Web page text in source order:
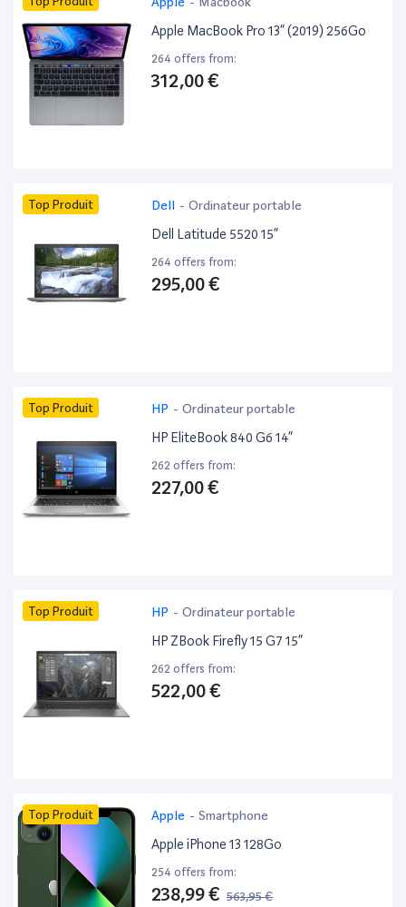
Apple MacBook Pro 13” (2019) 256Go
264 offers from:
312,00 €
Top Produit Dell - Ordinateur portable
Dell Latitude 5520 15”
264 offers from:
295,00 €
Top Produit HP - Ordinateur portable
HP EliteBook 840 G6 14”
262 offers from:
227,00 €
Top Produit HP - Ordinateur portable
HP ZBook Firefly 15 G7 15”
262 offers from:
522,00 €
Top Produit Apple - Smartphone
Apple iPhone 13 128Go
254 offers from:
238,99 € 563,95 €